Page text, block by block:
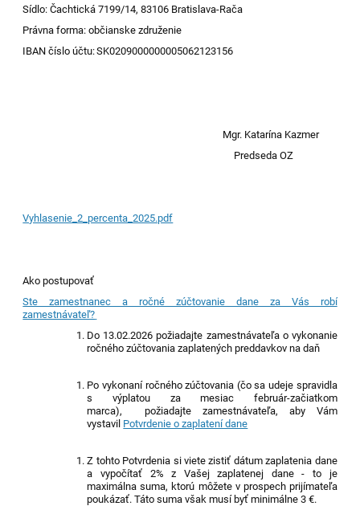
Sídlo: Čachtická 7199/14, 83106 Bratislava-Rača
Právna forma: občianske združenie
IBAN číslo účtu: SK0209000000005062123156
Mgr. Katarína Kazmer
Predseda OZ
Vyhlasenie_2_percenta_2025.pdf
Ako postupovať
Ste zamestnanec a ročné zúčtovanie dane za Vás robí
zamestnávateľ?
Do 13.02.2026 požiadajte zamestnávateľa o vykonanie
ročného zúčtovania zaplatených preddavkov na daň
Po vykonaní ročného zúčtovania (čo sa udeje spravidla
s výplatou za mesiac február-začiatkom
marca),
požiadajte zamestnávateľa, aby Vám
vystavil Potvrdenie o zaplatení dane
Z tohto Potvrdenia si viete zistiť dátum zaplatenia dane
a vypočítať 2% z Vašej zaplatenej dane - to je
maximálna suma, ktorú môžete v prospech prijímateľa
poukázať. Táto suma však musí byť minimálne 3 €.